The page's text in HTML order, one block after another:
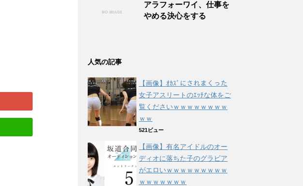
アラフォーワイ、仕事を
やめる決心をする
人気の記事
【画像】ｵｶｽﾞにされまくった
女子アスリートのｴｯﾁな体をご
覧くださいｗｗｗｗｗｗｗｗ
ｗｗ
521ビュー
【画像】有名アイドルのオー
ディオに落ちた子のグラビア
がエロいｗｗｗｗｗｗｗｗｗ
ｗｗｗｗｗｗｗ